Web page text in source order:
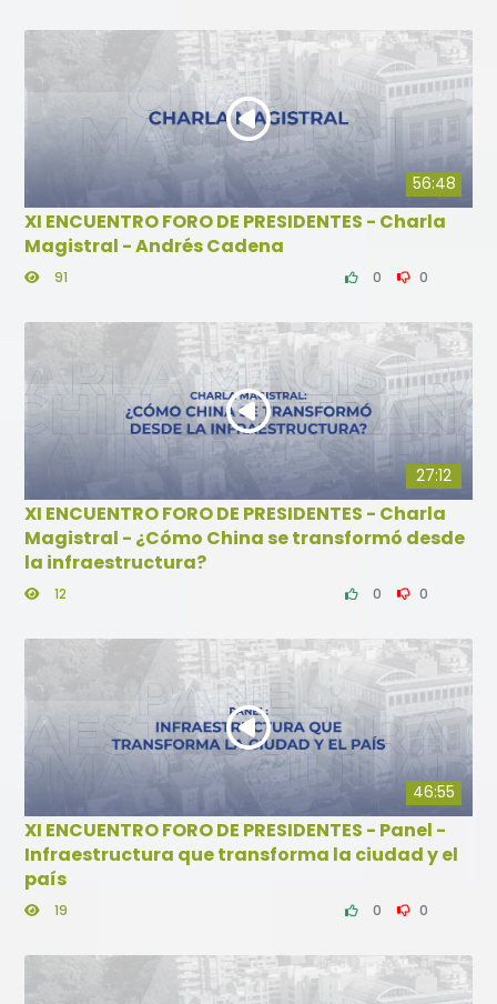
56:48
XI ENCUENTRO FORO DE PRESIDENTES - Charla
Magistral - Andrés Cadena
91 0 0
27:12
XI ENCUENTRO FORO DE PRESIDENTES - Charla
Magistral - ¿Cómo China se transformó desde
la infraestructura?
12 0 0
46:55
XI ENCUENTRO FORO DE PRESIDENTES - Panel -
Infraestructura que transforma la ciudad y el
país
19 0 0